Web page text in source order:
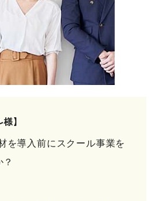
】
を導入前にスクール事業を